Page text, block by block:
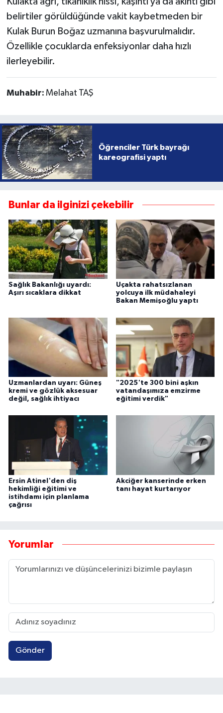
belirtiler görüldüğünde vakit kaybetmeden bir
Kulak Burun Boğaz uzmanına başvurulmalıdır.
Özellikle çocuklarda enfeksiyonlar daha hızlı
ilerleyebilir.
Muhabir: Melahat TAŞ
Öğrenciler Türk bayrağı
kareografisi yaptı
Bunlar da ilginizi çekebilir
Sağlık Bakanlığı uyardı:
Aşırı sıcaklara dikkat
Uçakta rahatsızlanan
yolcuya ilk müdahaleyi
Bakan Memişoğlu yaptı
Uzmanlardan uyarı: Güneş
kremi ve gözlük aksesuar
değil, sağlık ihtiyacı
"2025'te 300 bini aşkın
vatandaşımıza emzirme
eğitimi verdik"
Ersin Atinel'den diş
hekimliği eğitimi ve
istihdamı için planlama
çağrısı
Akciğer kanserinde erken
tanı hayat kurtarıyor
Yorumlar